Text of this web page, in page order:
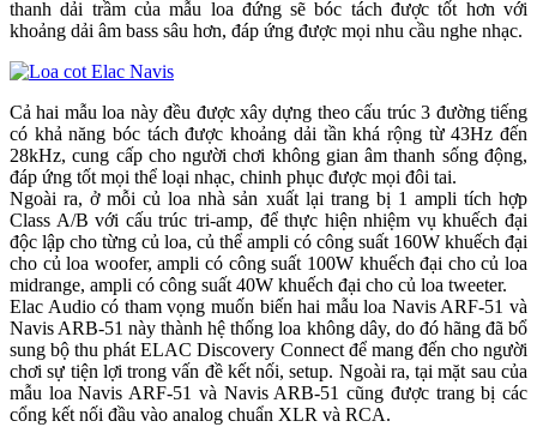
thanh dải trầm của mẫu loa đứng sẽ bóc tách được tốt hơn với
khoảng dải âm bass sâu hơn, đáp ứng được mọi nhu cầu nghe nhạc.
Cả hai mẫu loa này đều được xây dựng theo cấu trúc 3 đường tiếng
có khả năng bóc tách được khoảng dải tần khá rộng từ 43Hz đến
28kHz, cung cấp cho người chơi không gian âm thanh sống động,
đáp ứng tốt mọi thể loại nhạc, chinh phục được mọi đôi tai.
Ngoài ra, ở mỗi củ loa nhà sản xuất lại trang bị 1 ampli tích hợp
Class A/B với cấu trúc tri-amp, để thực hiện nhiệm vụ khuếch đại
độc lập cho từng củ loa, củ thể ampli có công suất 160W khuếch đại
cho củ loa woofer, ampli có công suất 100W khuếch đại cho củ loa
midrange, ampli có công suất 40W khuếch đại cho củ loa tweeter.
Elac Audio có tham vọng muốn biến hai mẫu loa Navis ARF-51 và
Navis ARB-51 này thành hệ thống loa không dây, do đó hãng đã bổ
sung bộ thu phát ELAC Discovery Connect để mang đến cho người
chơi sự tiện lợi trong vấn đề kết nối, setup. Ngoài ra, tại mặt sau của
mẫu loa Navis ARF-51 và Navis ARB-51 cũng được trang bị các
cổng kết nối đầu vào analog chuẩn XLR và RCA.